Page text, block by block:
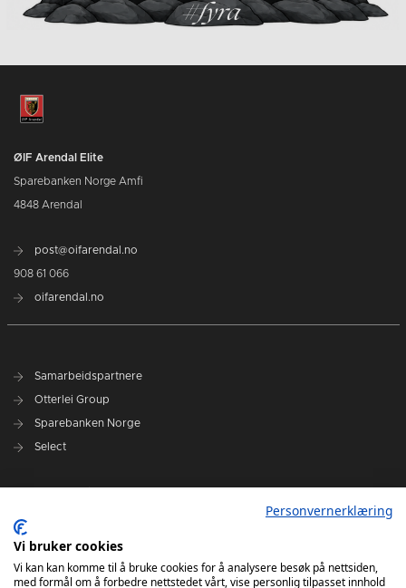
ØIF Arendal Elite
Sparebanken Norge Amfi
4848 Arendal
post@oifarendal.no
908 61 066
oifarendal.no
Samarbeidspartnere
Otterlei Group
Sparebanken Norge
Select
Spillerstall
Administrasjon
Personvernerklæring
Vi bruker cookies
Vi kan kan komme til å bruke cookies for å analysere besøk på nettsiden,
med formål om å forbedre nettstedet vårt, vise personlig tilpasset innhold